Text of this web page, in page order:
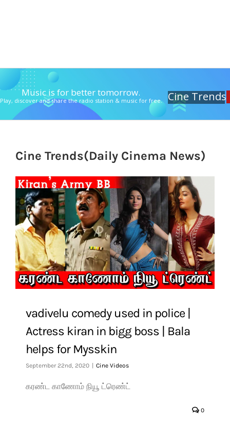
Music is for better tomorrow.
Play, discover and share the radio station & music for free. Cine Trends
Cine Trends(Daily Cinema News)
vadivelu comedy used in police |
Actress kiran in bigg boss | Bala
helps for Mysskin
September 22nd, 2020 Cine Videos
கரண்ட காணோம் நியூ ட்ரெண்ட்
0